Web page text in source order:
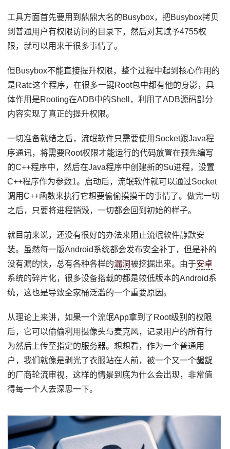
工具方面首先要用到鼎鼎大名的Busybox，把Busybox拷贝
到普通用户有权限访问的目录下，然后对其赋予4755权
限，就可以用来干很多事情了。
但Busybox不能直接提升权限，整个过程中起到核心作用的
是Ratc这个程序，在很多一键Root包中都有他的身影，具
体作用是Rooting在ADB中的Shell，利用了ADB源码部分
内容实现了真正的提升权限。
一切准备就绪之后，流氓软件只需要使用Socket跟Java程
序通讯，将需要Root权限才能运行的代码放置在预先编写
的C++程序中，然后在Java程序中创建新的Su进程，设置
C++程序作为参数1。启动后，流氓软件就可以通过Socket
调用C++函数来执行它想要偷偷摸摸干的事情了。做完一切
之后，只要将进程销毁，一切都会回到初始的样子。
就目前来说，还没有很好的办法来阻止流氓软件静默安
装。虽然每一版Android系统都会发布安全补丁，但是补的
没有漏的快，总有各种各样的漏洞被挖掘出来。由于安卓
系统的碎片化，很多设备搭载的都是较低版本的Android系
统，这也是导致全家桶泛滥的一个重要原因。
从理论上来讲，如果一个流氓App拿到了Root级别的权限
后，它可以偷偷利用摄像头与麦克风，记录用户的所有行
为然后上传至指定的服务器。想想看，作为一个普通用
户，我们就像是剥光了衣服站在人前，被一个又一个龌龊
的厂商轮流审视，这样的情景到底为什么会出现，非常值
得每一个人去深思一下。